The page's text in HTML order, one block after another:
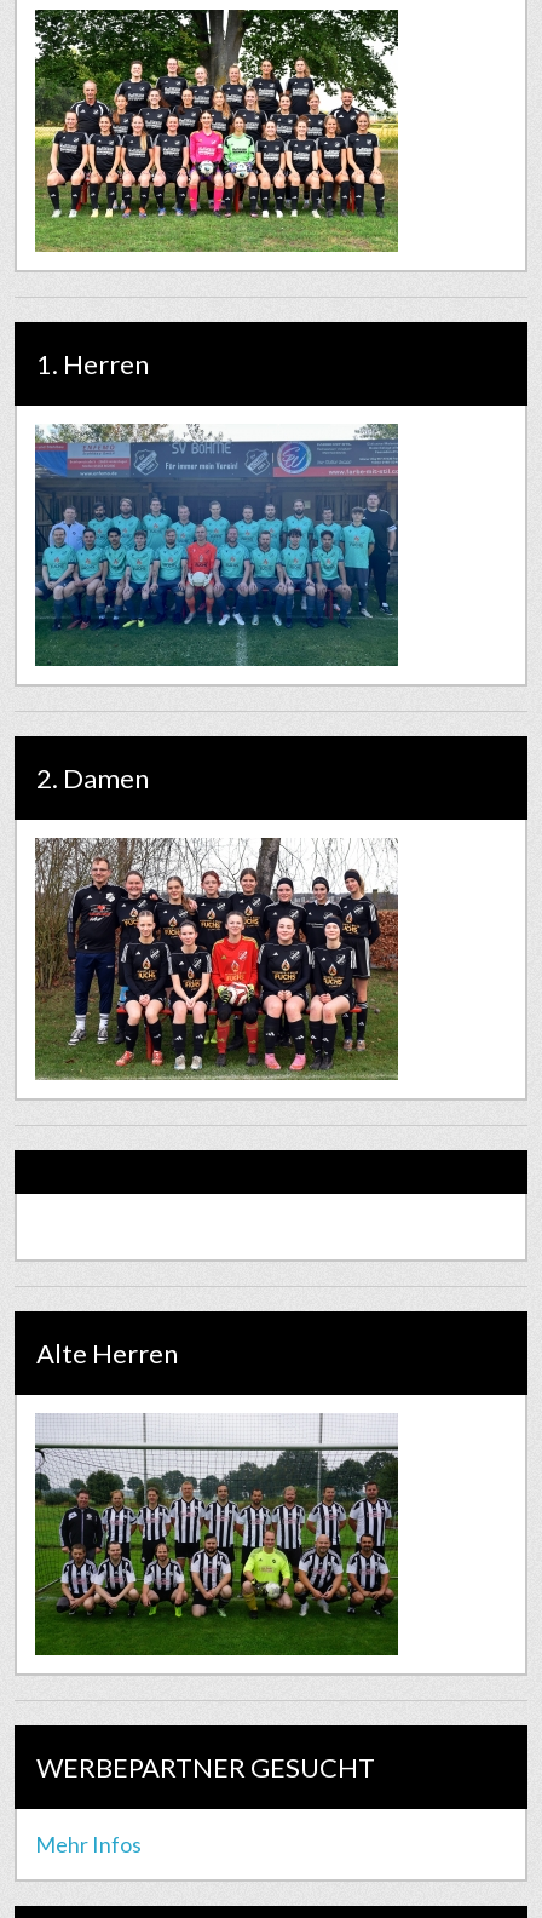
1. Herren
2. Damen
Alte Herren
WERBEPARTNER GESUCHT
Mehr Infos